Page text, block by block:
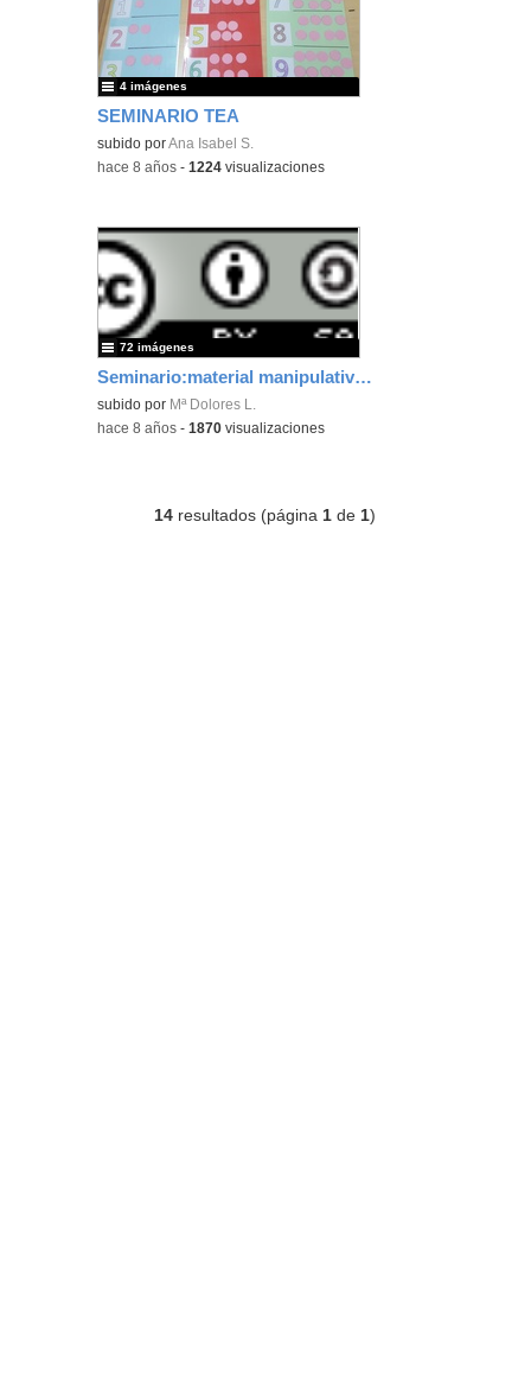
SEMINARIO TEA
subido porAna Isabel S.
4 imágenes
-hace 8 años -1224 visualizaciones
Seminario:material manipulativo para infantil y primaria adaptado a alumnos con T.E.A.
subido por Mª Dolores L.
72 imágenes
-hace 8 años -1870 visualizaciones
14 resultados (página 1 de 1)